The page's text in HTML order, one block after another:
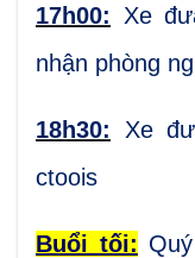
17h00: Xe
nhận phòng
18h30: Xe
ctoois
Buổi tối: